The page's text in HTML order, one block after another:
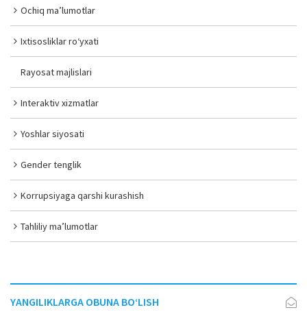
Ochiq ma’lumotlar
Ixtisosliklar ro‘yxati
Rayosat majlislari
Interaktiv xizmatlar
Yoshlar siyosati
Gender tenglik
Korrupsiyaga qarshi kurashish
Tahliliy ma’lumotlar
YANGILIKLARGA OBUNA BO‘LISH